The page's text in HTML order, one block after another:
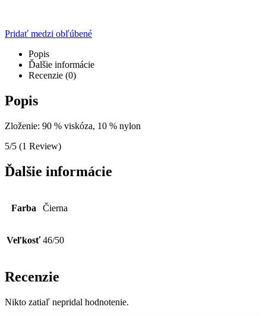
Pridať medzi obľúbené
Popis
Ďalšie informácie
Recenzie (0)
Popis
Zloženie: 90 % viskóza, 10 % nylon
5/5 (1 Review)
Ďalšie informácie
Farba Čierna
Veľkosť 46/50
Recenzie
Nikto zatiaľ nepridal hodnotenie.